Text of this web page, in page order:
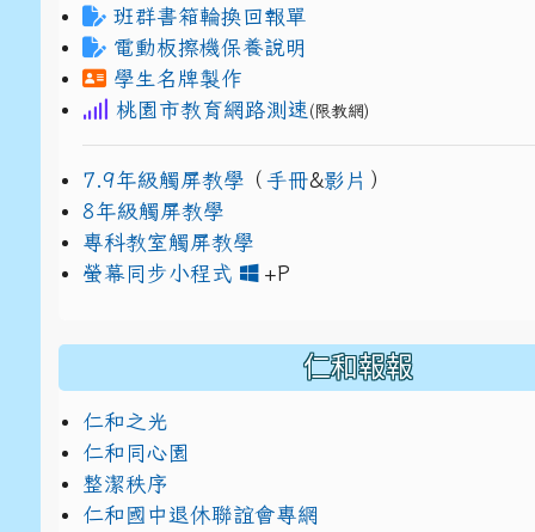
班群書箱輪換回報單
電動板擦機保養說明
學生名牌製作
桃園市教育網路測速 (限教網)
7.9年級觸屏教學 （ 手冊&影片 ）
8年級觸屏教學
專科教室觸屏教學
螢幕同步小程式
+Plink to https://
link to https://
仁和報報
仁和之光
仁和同心園
整潔秩序
仁和國中退休聯誼會專網